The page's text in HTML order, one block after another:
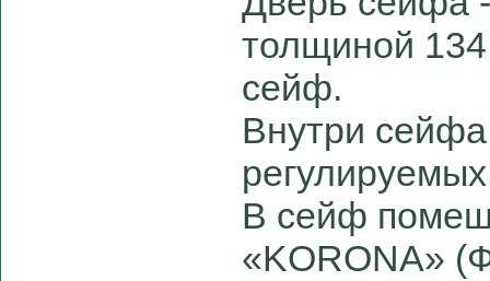
толщиной
сейф.
Внутри
В сейф
«KORONA»